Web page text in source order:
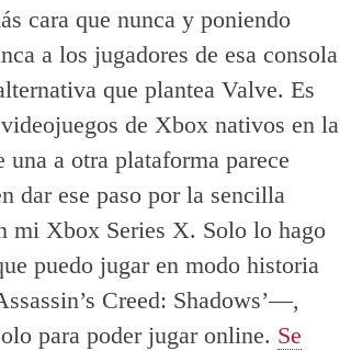
cara que nunca y poniendo
a los jugadores de esa consola
que plantea Valve. Es
de Xbox nativos en la
a otra plataforma parece
dar ese paso por la sencilla
mi Xbox Series X. Solo lo hago
puedo jugar en modo historia
Creed: Shadows’—,
para poder jugar online. Se